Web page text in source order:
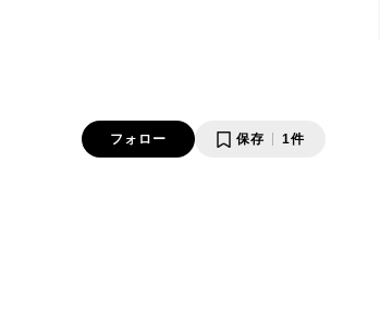
フォロー 保存 1件